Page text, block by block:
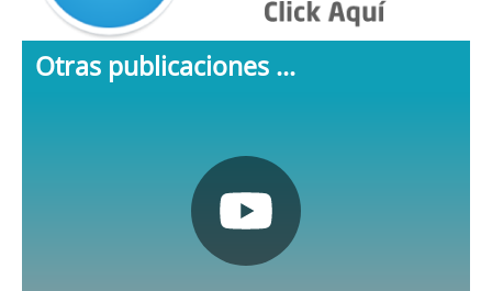
Otras publicaciones ...
Nuestro canal de Youtube
Pulsa aquí